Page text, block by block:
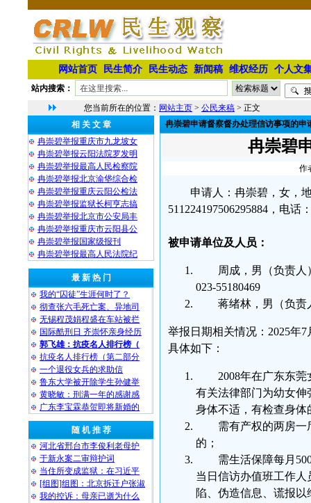
网站首页 民生简介 民生动态 新闻稿 维权经历 个人文
站内搜索：
您当前所在的位置： 网站主页 > 公民来稿 > 正文
相 关 文 章
冉崇碧举报重庆市九龙坡女
冉崇碧举报云阳法院罗发明
冉崇碧举报最高人民检察院
冉崇碧举报北京渝垡综合检
冉崇碧举报重庆云阳公检法
冉崇碧举报监狱长柯亨志搞
冉崇碧举报北京市公安局丰
冉崇碧举报重庆市云阳县公
冉崇碧举报国家级报刊
冉崇碧举报最高人民法院纪
最 新 热 门
我的“囚徒”生涯何时了？
彻查张六毛死亡案、异地司
无锡程茂娟程盛在车站被拦
国际酷刑日 齐崇怀亲身经历
郭飞雄：抗疫名人排行榜（
抗疫名人排行榜（第二部分
一个退役女兵的求助信
鲁东大学被开除学生孙健举
黄晓敏：刑满一年的感谢感
广东李宝霖恭贺即将新婚的
随 机 推 荐
河北省邢台市李俊利老母护
于新永案二审辩护词
当住所变成监狱：在习近平
[组图]组图：北京拆迁户张淑
我的控诉：母亲已逝为什么
冉崇碧申请督察督办处理信访事项的申
冉崇碧
作
申请人：冉崇碧，女，
511224197506295884，电话
被申请单位及人员：
周成，男（负责人
023-55180469
蒋绪林，男（负责
举报日期相关情况：2025年
具体如下：
2008年在广东东
有关法律部门为幼女
身体不适，有检查身
需有产权的两房
的；
需生活保障每月
当日信访办值班工作
陷、伪造信息、谎报